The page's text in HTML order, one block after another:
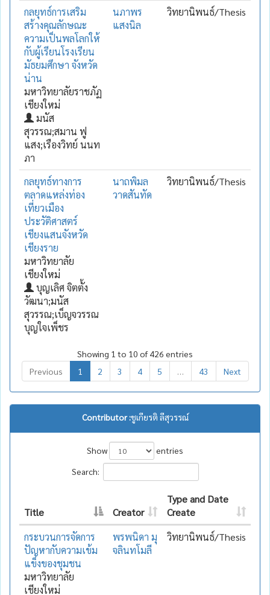
กลยุทธ์การเสริม
สร้างคุณลักษณะ
ความเป็นพลโลกให้
กับผู้เรียนโรงเรียน
มัธยมศึกษา จังหวัด
น่าน
มหาวิทยาลัยราชภัฏ
เชียงใหม่
มนัส
สุวรรณ;สมาน ฟู
แสง;เรืองวิทย์ นนท
ภา
นภาพร
แสงนิล
วิทยานิพนธ์/Thesis
กลยุทธ์ทางการ
ตลาดแหล่งท่อง
เที่ยวเมือง
ประวัติศาสตร์
เชียงแสนจังหวัด
เชียงราย
มหาวิทยาลัย
เชียงใหม่
บุญเลิศ จิตตั้ง
วัฒนา;มนัส
สุวรรณ;เบ็ญจวรรณ
บุญใจเพ็ชร
นาถพิมล
วาดสันทัด
วิทยานิพนธ์/Thesis
Showing 1 to 10 of 426 entries
Previous
1 2 3 4 5 43 Next
Contributor :ชูเกียรติ ลีสุวรรณ์
Show
entries
Search:
Title Creator
Type and Date
Create
กระบวนการจัดการ
ปัญหากับความเข้ม
แข็งของชุมชน
มหาวิทยาลัย
เชียงใหม่
พรพนิดา มุ
จลินทโมลี
วิทยานิพนธ์/Thesis